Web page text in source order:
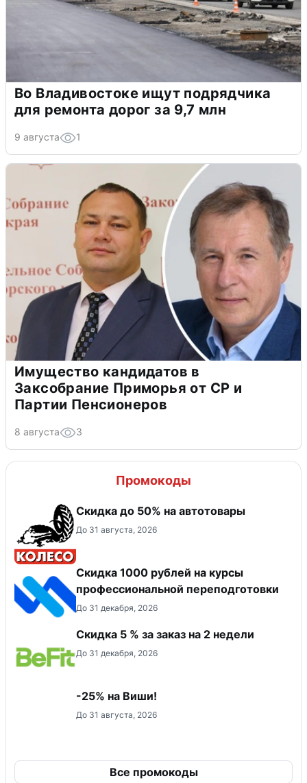
Во Владивостоке ищут подрядчика
для ремонта дорог за 9,7 млн
9 августа 1
Имущество кандидатов в
Заксобрание Приморья от СР и
Партии Пенсионеров
8 августа 3
Промокоды
Скидка до 50% на автотовары
До 31 августа, 2026
Скидка 1000 рублей на курсы
профессиональной переподготовки
До 31 декабря, 2026
Скидка 5 % за заказ на 2 недели
До 31 декабря, 2026
-25% на Виши!
До 31 августа, 2026
Все промокоды